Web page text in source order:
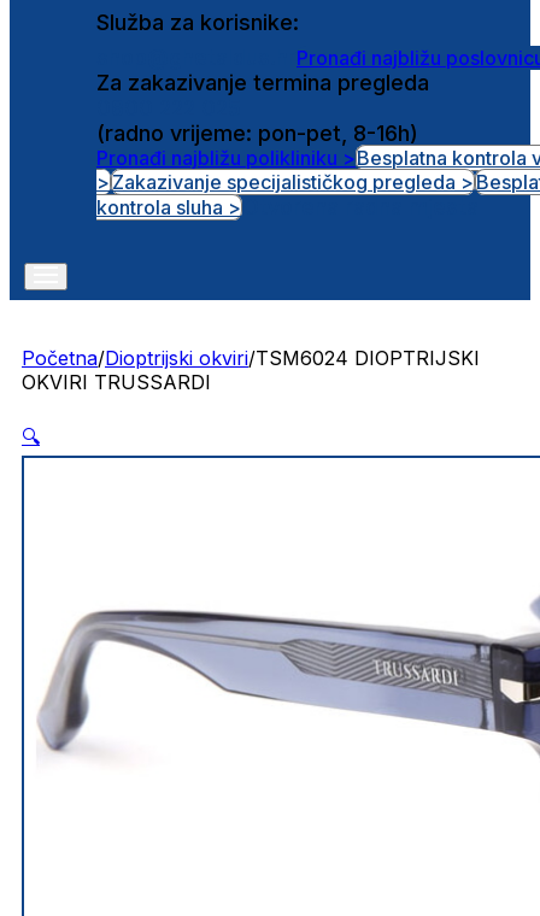
Služba za korisnike:
Pronađi najbližu
Za zakazivanje termina pregleda
(radno vrijeme: pon-pet, 8-16h)
Pronađi najbližu polikliniku >Besplatna kontrola
>Zakazivanje specijalističkog pregleda >
kontrola sluha >
Početna/Dioptrijski okviri/TSM6024 DIOPTRIJSKI
OKVIRI TRUSSARDI
🔍